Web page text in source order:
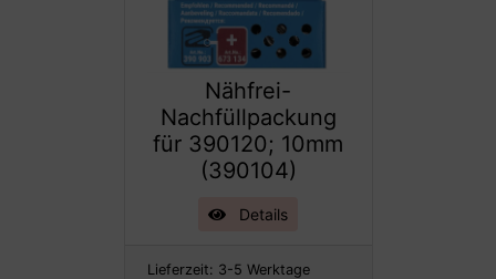
Nähfrei-
Nachfüllpackung
für 390120; 10mm
(390104)
Details
Lieferzeit: 3-5 Werktage